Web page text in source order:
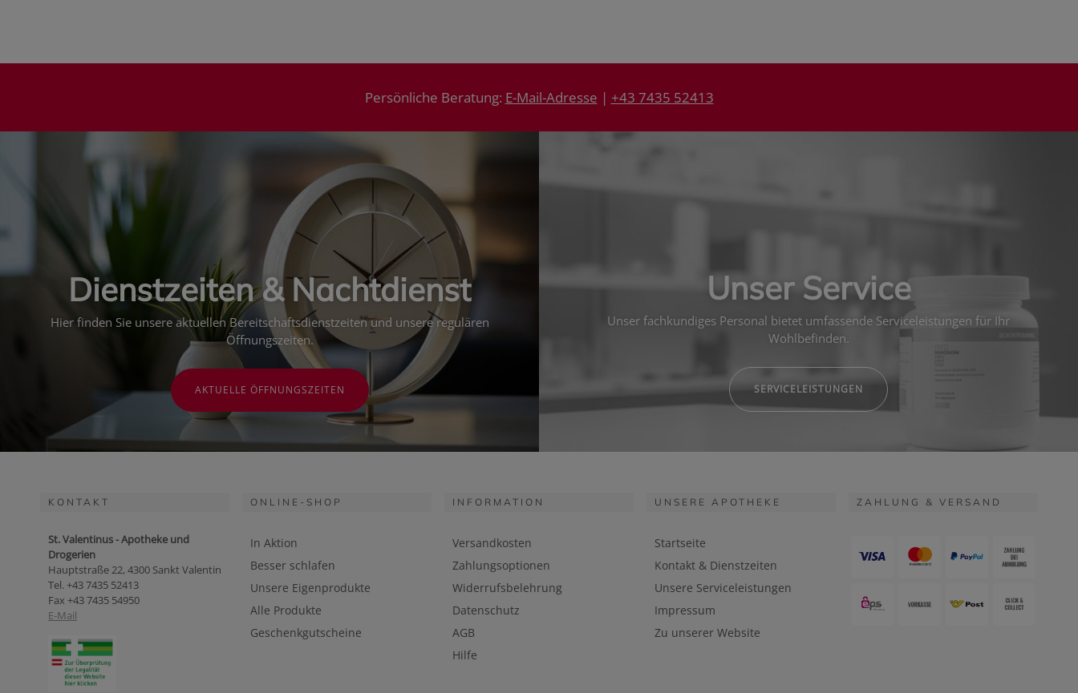
Persönliche Beratung: E-Mail-Adresse | +43 7435 52413
Dienstzeiten & Nachtdienst
Hier finden Sie unsere aktuellen Bereitschaftsdienstzeiten und unsere regulären
Öffnungszeiten.
AKTUELLE ÖFFNUNGSZEITEN
Unser Service
Unser fachkundiges Personal bietet umfassende Serviceleistungen für Ihr
Wohlbefinden.
SERVICELEISTUNGEN
KONTAKT
St. Valentinus - Apotheke und
Drogerien
Hauptstraße 22, 4300 Sankt Valentin
Tel. +43 7435 52413
Fax +43 7435 54950
E-Mail
ONLINE-SHOP
In Aktion
Besser schlafen
Unsere Eigenprodukte
Alle Produkte
Geschenkgutscheine
INFORMATION
Versandkosten
Zahlungsoptionen
Widerrufsbelehrung
Datenschutz
AGB
Hilfe
UNSERE APOTHEKE
Startseite
Kontakt & Dienstzeiten
Unsere Serviceleistungen
Impressum
Zu unserer Website
ZAHLUNG & VERSAND